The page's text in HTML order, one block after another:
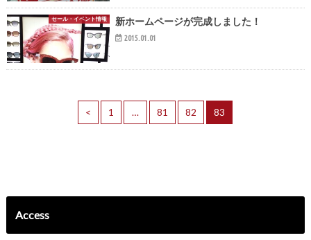
セール・イベント情報 新ホームページが完成しました！
2015.01.01
< 1 … 81 82 83
Access